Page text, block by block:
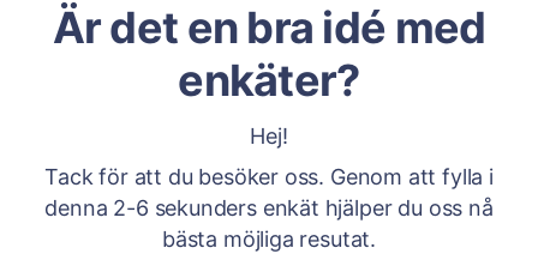
Är det en bra idé med
enkäter?
Hej!
Tack för att du besöker oss. Genom att fylla i
denna 2-6 sekunders enkät hjälper du oss nå
bästa möjliga resutat.